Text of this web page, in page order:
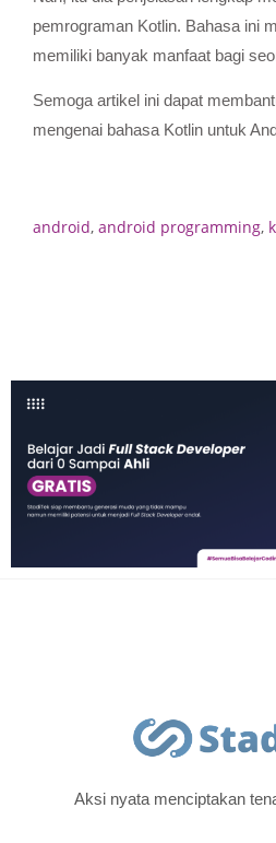
pemrograman Kotlin. Bahasa ini
memiliki banyak manfaat bagi
Semoga artikel ini dapat
mengenai bahasa Kotlin untuk
android, android programming,
Aksi nyata menciptakan